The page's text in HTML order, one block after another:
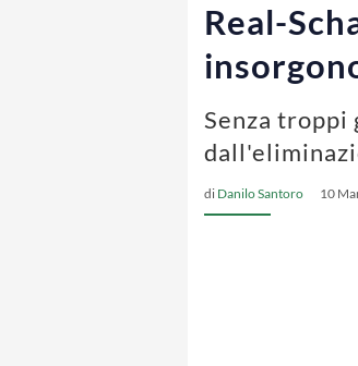
Real-
Senza troppi
di Danilo Santoro 10